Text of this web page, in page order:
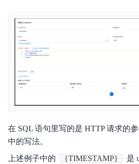
更新日志
产品介绍
快速入门
典型实践
私有部署
在 SQL 语句里写的是 HTTP 请求的
中的写法。
上述例子中的
{TIMESTAMP}
是